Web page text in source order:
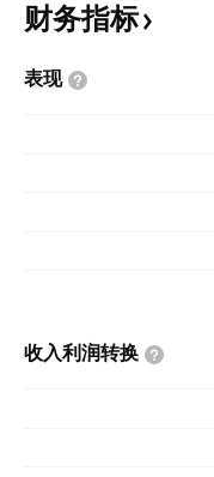
财务指标
表现
收入利润转换